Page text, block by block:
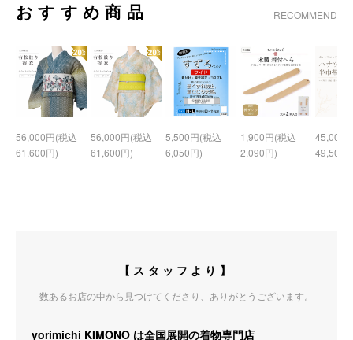
おすすめ商品 RECOMMEND
56,000円(税込
61,600円)
56,000円(税込
61,600円)
5,500円(税込
6,050円)
1,900円(税込
2,090円)
45,000
49,500
【スタッフより】
数あるお店の中から見つけてくださり、ありがとうございます。
yorimichi KIMONO は全国展開の着物専門店